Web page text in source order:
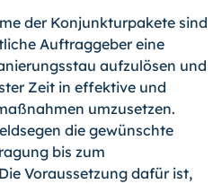
der Konjunkturpakete sind
Auftraggeber eine
aufzulösen und
Zeit in effektive und
umzusetzen.
die gewünschte
bis zum
Voraussetzung dafür ist,